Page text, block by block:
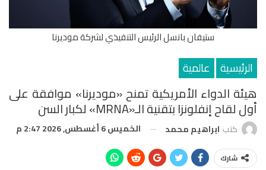
ستيفان بانسل الرئيس التنفيذي لشركة موديرنا
الرئيسية عالمية
هيئة الدواء الأمريكية تمنح «موديرنا» موافقة على
أول لقاح إنفلونزا بتقنية الـ«mRNA» لكبار السن
كتب ابراهيم محمد الخميس 6 أغسطس, 2026 2:47 م
شارك